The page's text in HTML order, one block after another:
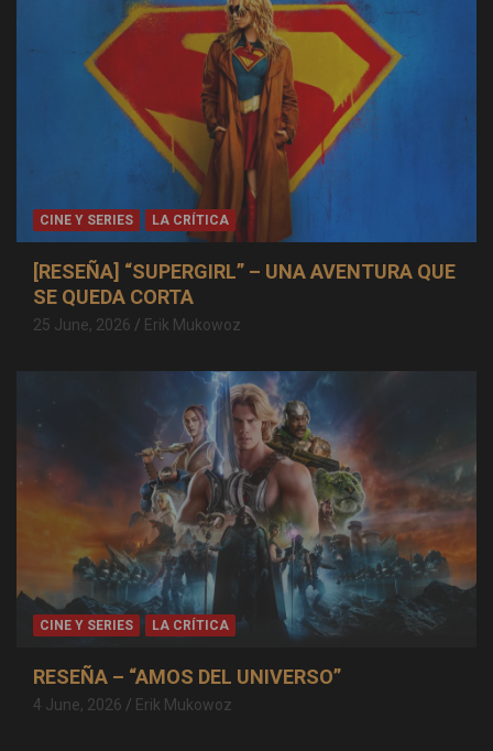
CINE Y SERIES LA CRÍTICA
[RESEÑA] “SUPERGIRL” – UNA AVENTURA QUE
SE QUEDA CORTA
25 June, 2026 Erik Mukowoz
CINE Y SERIES LA CRÍTICA
RESEÑA – “AMOS DEL UNIVERSO”
4 June, 2026 Erik Mukowoz